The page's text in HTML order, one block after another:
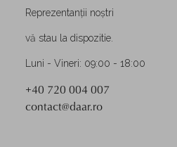
Reprezentanții noștri
vă stau la dispozitie.
Luni - Vineri: 09:00 - 18:00
+40 720 004 007
contact@daar.ro